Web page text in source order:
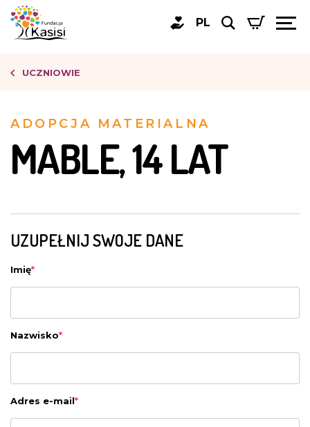
PL
UCZNIOWIE
ADOPCJA MATERIALNA
MABLE, 14 LAT
UZUPEŁNIJ SWOJE DANE
Imię*
Nazwisko*
Adres e-mail*